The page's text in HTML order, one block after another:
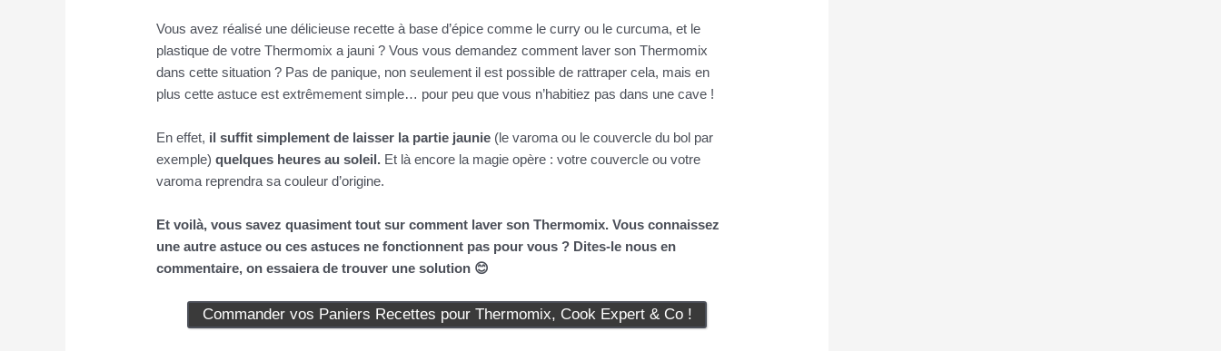
Vous avez réalisé une délicieuse recette à base d’épice comme le curry ou le curcuma, et le
plastique de votre Thermomix a jauni ? Vous vous demandez comment laver son Thermomix
dans cette situation ? Pas de panique, non seulement il est possible de rattraper cela, mais en
plus cette astuce est extrêmement simple… pour peu que vous n’habitiez pas dans une cave !
En effet, il suffit simplement de laisser la partie jaunie (le varoma ou le couvercle du bol par
exemple) quelques heures au soleil. Et là encore la magie opère : votre couvercle ou votre
varoma reprendra sa couleur d’origine.
Et voilà, vous savez quasiment tout sur comment laver son Thermomix. Vous connaissez
une autre astuce ou ces astuces ne fonctionnent pas pour vous ? Dites-le nous en
commentaire, on essaiera de trouver une solution 😊​
Commander vos Paniers Recettes pour Thermomix, Cook Expert & Co !